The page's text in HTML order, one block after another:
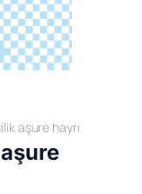
aşure hayrı